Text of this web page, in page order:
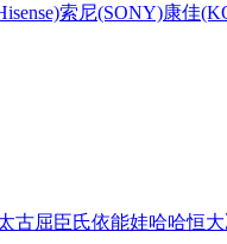
索尼(SONY)康佳
古屈臣氏依能娃哈哈恒